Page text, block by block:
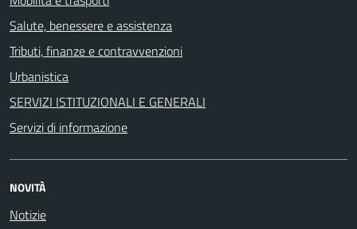
Salute, benessere e assistenza
Tributi, finanze e contravvenzioni
Urbanistica
SERVIZI ISTITUZIONALI E GENERALI
Servizi di informazione
NOVITÀ
Notizie